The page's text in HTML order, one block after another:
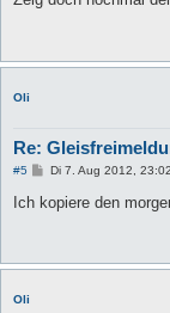
Oli
Re:
#5
B
i
t
Di 7. Aug 2012,
Ich kopiere den
Oli